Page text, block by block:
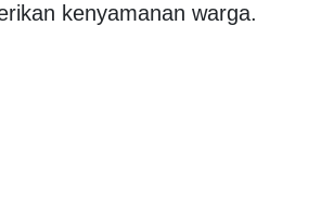
kenyamanan warga.